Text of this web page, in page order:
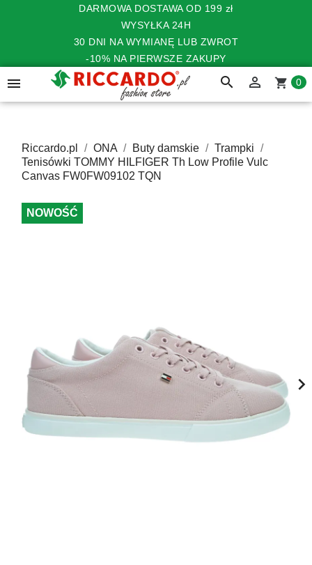
DARMOWA DOSTAWA OD 199 zł
WYSYŁKA 24H
30 DNI NA WYMIANĘ LUB ZWROT
-10% NA PIERWSZE ZAKUPY
 search  shopping_cart 0
Riccardo.pl ONA Buty damskie
Trampki
Tenisówki TOMMY HILFIGER Th Low Profile Vulc
Canvas FW0FW09102 TQN
NOWOŚĆ
